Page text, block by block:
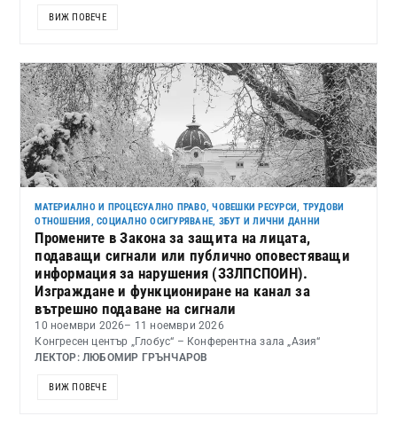
ВИЖ ПОВЕЧЕ
МАТЕРИАЛНО И ПРОЦЕСУАЛНО ПРАВО,ЧОВЕШКИ РЕСУРСИ, ТРУДОВИ
ОТНОШЕНИЯ, СОЦИАЛНО ОСИГУРЯВАНЕ, ЗБУТ И ЛИЧНИ ДАННИ
Промените в Закона за защита на лицата,
подаващи сигнали или публично оповестяващи
информация за нарушения (ЗЗЛПСПОИН).
Изграждане и функциониране на канал за
вътрешно подаване на сигнали
10 ноември 2026– 11 ноември 2026
Конгресен център „Глобус“ – Конферентна зала „Азия“
ЛЕКТОР: ЛЮБОМИР ГРЪНЧАРОВ
ВИЖ ПОВЕЧЕ